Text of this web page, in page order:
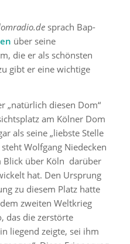
sprach Bap-
über seine
die er als schönsten
gibt er eine wichtige
„natürlich diesen Dom“
am Kölner Dom
als seine „liebste Stelle
Wolfgang Niedecken
Blick über Köln darüber
hat. Den Ursprung
zu diesem Platz hatte
zweiten Weltkrieg
das die zerstörte
liegend zeigte, sei ihm